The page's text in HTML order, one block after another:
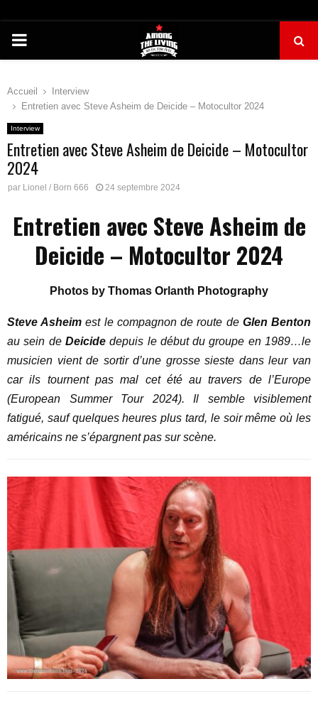
PRIMARY
Accueil
Interview
Entretien avec Steve Asheim de Deicide – Motocultor 2024
Interview
Entretien avec Steve Asheim de Deicide – Motocultor
2024
par Lionel / Born 666 24 septembre 2024
Entretien avec Steve Asheim de
Deicide – Motocultor 2024
Photos by Thomas Orlanth Photography
Steve Asheim est le compagnon de route de Glen Benton
au sein de Deicidedepuis le début du groupe en 1989…le
musicien vient de sortir d’une grosse sieste dans leur van
car ils tournent pas mal cet été au travers de l’Europe
(European Summer Tour 2024). Il semble visiblement
fatigué, sauf quelques heures plus tard, le soir même où les
américains ne s’épargnent pas sur scène.